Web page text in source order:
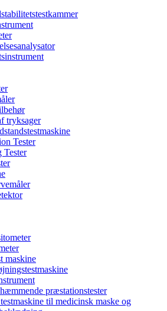
tryksager
Tester
Tester
maskine
præstationstester
til medicinsk maske og